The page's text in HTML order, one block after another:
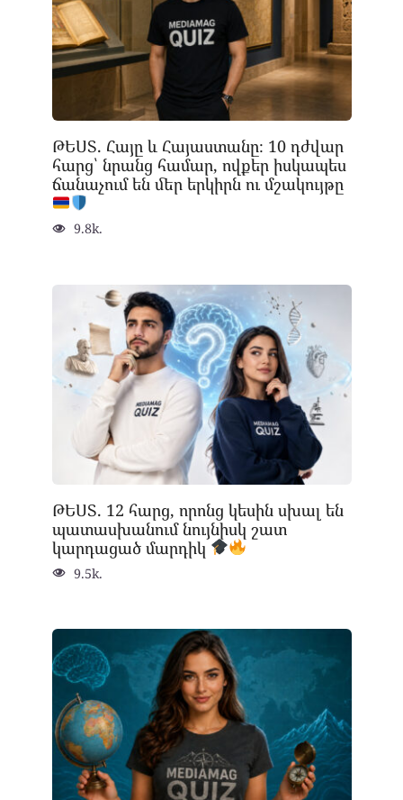
ԹԵՍՏ. Հայը և Հայաստանը։ 10 դժվար
հարց՝ նրանց համար, ովքեր իսկապես
ճանաչում են մեր երկիրն ու մշակույթը
9.8k.
ԹԵՍՏ. 12 հարց, որոնց կեսին սխալ են
պատասխանում նույնիսկ շատ
կարդացած մարդիկ
9.5k.